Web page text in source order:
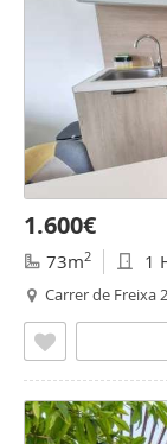
1.600€
73m2 1
Carrer de Freixa